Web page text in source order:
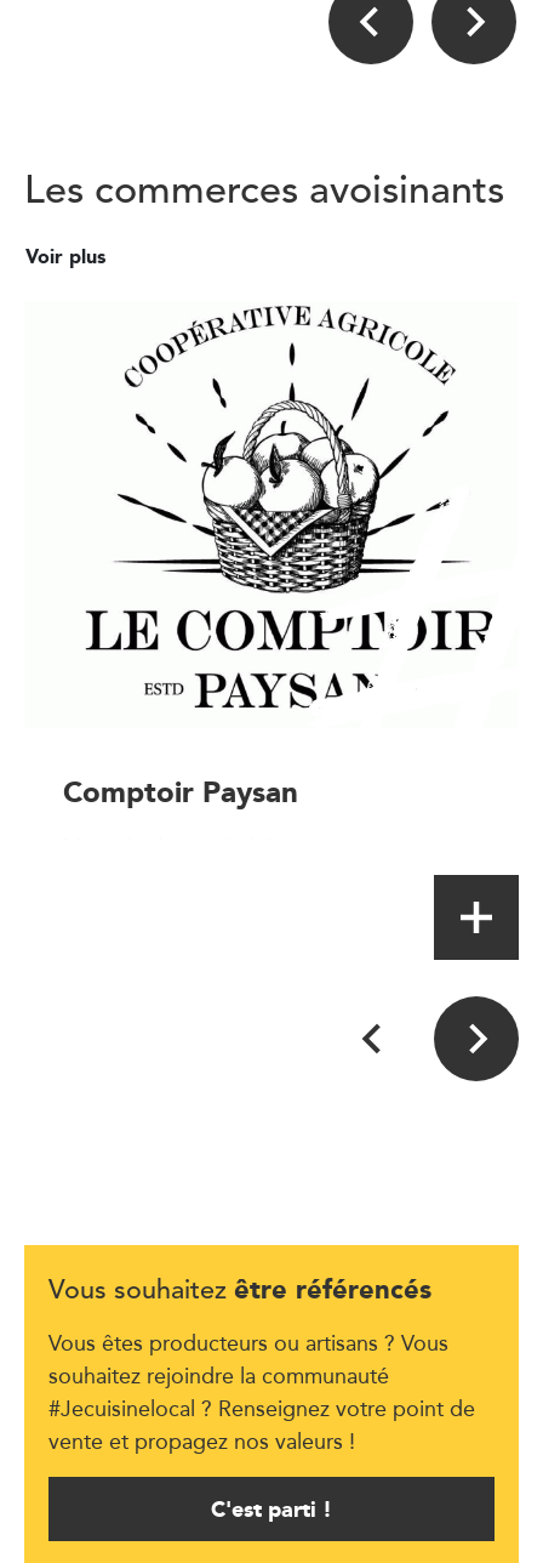
Les commerces avoisinants
Voir plus
Comptoir Paysan
Vous souhaitez être référencés
Vous êtes producteurs ou artisans ? Vous
souhaitez rejoindre la communauté
#Jecuisinelocal ? Renseignez votre point de
vente et propagez nos valeurs !
C'est parti !